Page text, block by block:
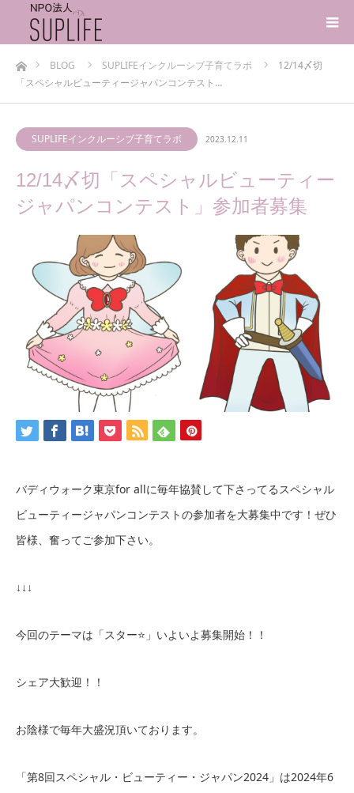
ホームBLOG SUPLIFEインクルーシブ子育てラボ
12/14〆切
「スペシャルビューティージャパンコンテスト…
SUPLIFEインクルーシブ子育てラボ 2023.12.11
12/14〆切「スペシャルビューティー
ジャパンコンテスト」参加者募集
バディウォーク東京for allに毎年協賛して下さってるスペシャル
ビューティージャパンコンテストの参加者を大募集中です！ぜひ
皆様、奮ってご参加下さい。
↓↓↓
今回のテーマは「スター⭐️」いよいよ募集開始！！
シェア大歓迎！！
お陰様で毎年大盛況頂いております。
「第8回スペシャル・ビューティー・ジャパン2024」は2024年6